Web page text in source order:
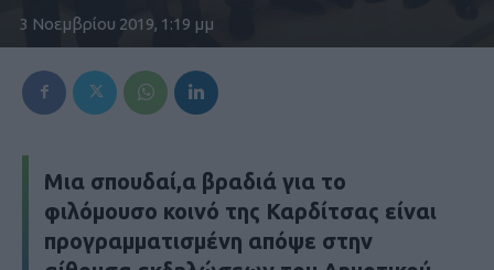
3 Νοεμβρίου 2019, 1:19 μμ
Μια σπουδαί,α βραδιά για το
φιλόμουσο κοινό της Καρδίτσας είναι
προγραμματισμένη απόψε στην